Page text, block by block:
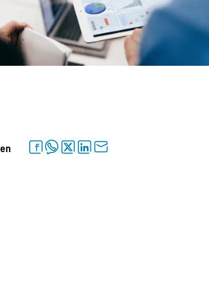
facebookwhatsapptwitterlinkedinletter